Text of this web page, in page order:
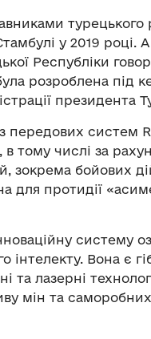
турецького
у 2019 році.
Республіки
розроблена під
президента
передових систем
тому числі за
зокрема бойових
для протидії
систему
інтелекту. Вона є
лазерні
мін та